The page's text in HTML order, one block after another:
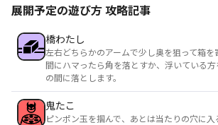
展開予定の遊び方 攻略記事
橋わたし
左右どちらかのアームで少し奥を狙って箱を
間にハマったら角を落とすか、浮いている
の間に落とします。
鬼たこ
ピンポン玉を掴んで、あとは当たりの穴に入